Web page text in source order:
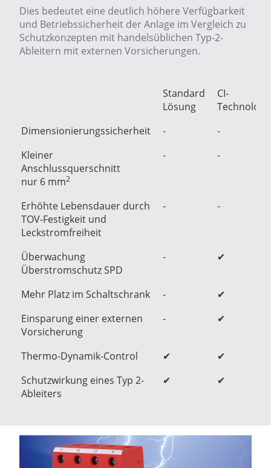
Dies bedeutet eine deutlich höhere Verfügbarkeit
und Betriebssicherheit der Anlage im Vergleich zu
Schutzkonzepten mit handelsüblichen Typ-2-
Ableitern mit externen Vorsicherungen.
Standard
Lösung
CI-
Dimensionierungssicherheit
-
-
Kleiner
Anschlussquerschnitt
nur 6 mm2
- -
Erhöhte Lebensdauer durch
TOV-Festigkeit und
Leckstromfreiheit
- -
Überwachung
Überstromschutz SPD
- ✔
Mehr Platz im Schaltschrank -
✔
Einsparung einer externen
Vorsicherung
- ✔
Thermo-Dynamik-Control ✔
✔
Schutzwirkung eines Typ 2-
Ableiters
✔ ✔